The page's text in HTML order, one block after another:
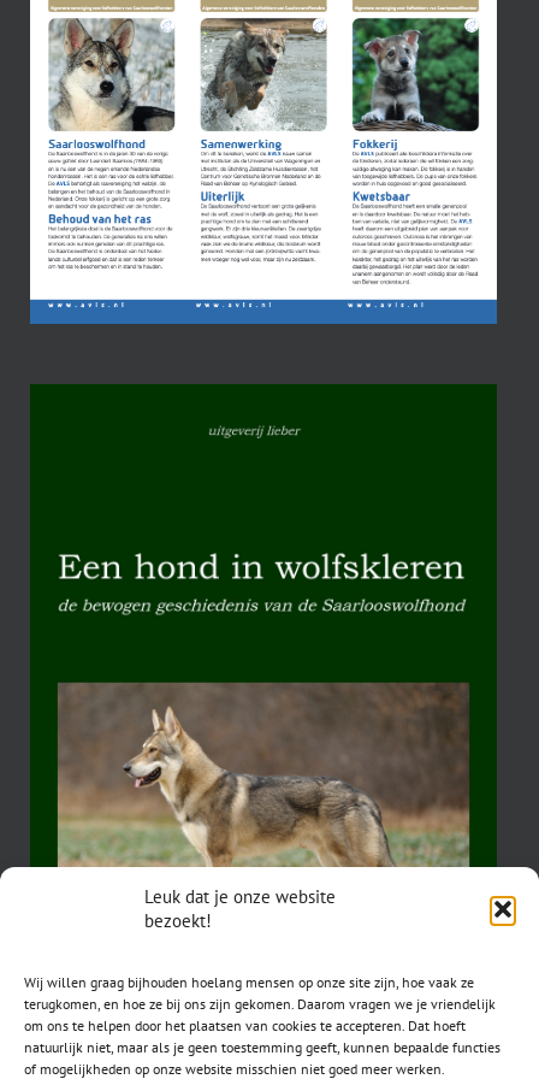
Leuk dat je onze website
bezoekt!
Wij willen graag bijhouden hoelang mensen op onze site zijn, hoe vaak ze
terugkomen, en hoe ze bij ons zijn gekomen. Daarom vragen we je vriendelijk
om ons te helpen door het plaatsen van cookies te accepteren. Dat hoeft
natuurlijk niet, maar als je geen toestemming geeft, kunnen bepaalde functies
of mogelijkheden op onze website misschien niet goed meer werken.